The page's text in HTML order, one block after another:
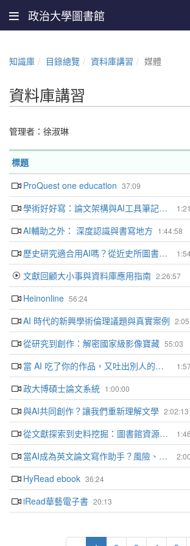
政治大學圖書館
知識庫 目錄總覽 資料庫講習 媒體
資料庫講習
管理者： 徐淑琳
標題
37:09
ProQuest one education
學術好好寫：論文架構與AI工具筆記實踐
1:44:58
AI輔助之外： 深度認識與書寫地方
歷史研究適合用AI嗎？從近史所圖書館館藏出發的實踐與反思
2:26:57
文獻回顧大小事與資料庫應用指南
56:24
Heinonline
AI 時代的新興學術倫理議題與真實案例
55:03
從研究到創作：解密國家級影像寶藏
當 AI 吃了你的作品，又吐出別人的：AI生成時代的著作權攻防指南
1:00:00
政大博碩士論文系統
2:02:13
與AI共同創作？讓我們重新理解文學
從文獻探索到史料挖掘：圖書館資源、一手資料素養與 AI 應用
當AI成為英文論文寫作助手？風險、盲點與最佳實踐
36:24
HyRead ebook
20:13
iRead華藝電子書